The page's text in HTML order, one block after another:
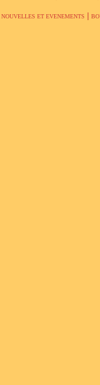
NOUVELLES ET EVENEMENTS